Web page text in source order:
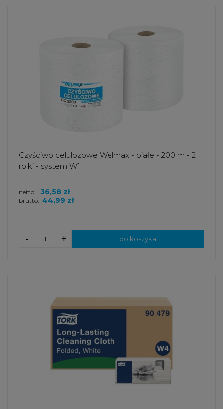
Czyściwo celulozowe Welmax - białe - 200 m - 2
rolki - system W1
brutto: 44,99 zł
netto: 36,58 zł
+
- do koszyka